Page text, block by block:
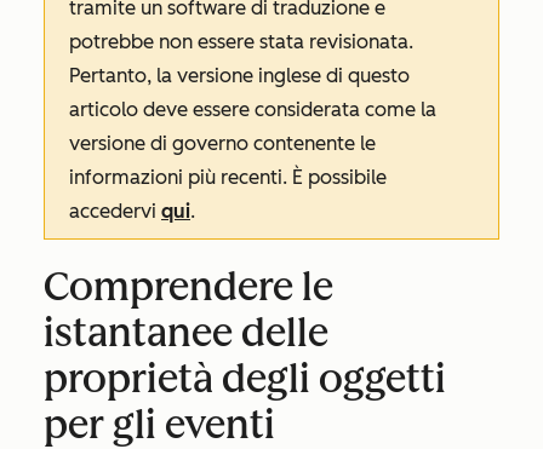
tramite un software di traduzione e
potrebbe non essere stata revisionata.
Pertanto, la versione inglese di questo
articolo deve essere considerata come la
versione di governo contenente le
informazioni più recenti. È possibile
accedervi qui.
Comprendere le
istantanee delle
proprietà degli oggetti
per gli eventi